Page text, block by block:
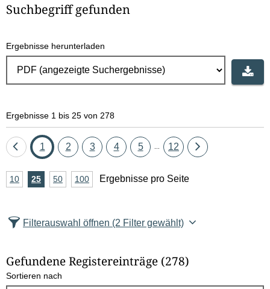
Suchbegriff gefunden
Ergebnisse herunterladen
Ergebnisse 1 bis 25 von 278
Eine
zurück
Seite
1 Seite
2 Seite
3 Seite
4 Seite
5 Seite
12
Eine
A
z
l
E
10Ergebnisse
25Ergebnisse
50Ergebnisse
100Ergebnisse
Ergebnisse pro Seite
Filterauswahl öffnen (2 Filter gewählt)
Gefundene Registereinträge (278)
Sortieren nach